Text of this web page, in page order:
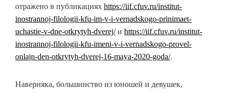
отражено в публикациях https://iif.cfuv.ru/institut-
inostrannoj-filologii-kfu-im-v-i-vernadskogo-prinimaet-
uchastie-v-dne-otkrytyh-dverej/и https://iif.cfuv.ru/institut-
inostrannoj-filologii-kfu-imeni-v-i-vernadskogo-provel-
onlajn-den-otkrytyh-dverej-16-maya-2020-goda/.
Наверняка, большинство из юношей и девушек,